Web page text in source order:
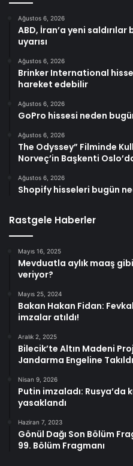
Ağustos 6, 2026
ABD, İran’a yeni
uyarısı
Ağustos 6, 2026
Brinker International
hareket edebilir
Ağustos 6, 2026
GoPro hissesi neden
Ağustos 6, 2026
The Odyssey” Filminde
Norveç’in Başkenti
Ağustos 6, 2026
Shopify hisseleri bugün
Rastgele Haberler
Mayıs 16, 2025
Mevduatla aylık maaş
veriyor?
Mayıs 25, 2024
Bakan Hakan Fidan:
imzalar atıldı!
Aralık 2, 2025
Bilecik’te Altın Madeni
Jandarma Engeline Takıldı
Nisan 9, 2026
Putin imzaladı: Rusya’da
yasaklandı
Haziran 7, 2023
Gönül Dağı Son Bölüm
99. Bölüm Fragmanı